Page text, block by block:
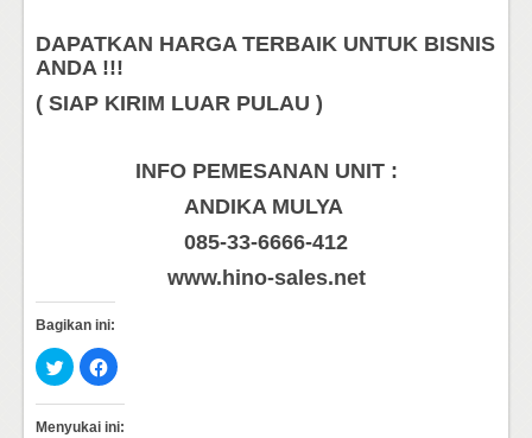
DAPATKAN HARGA TERBAIK UNTUK BISNIS
ANDA !!!
( SIAP KIRIM LUAR PULAU )
INFO PEMESANAN UNIT :
ANDIKA MULYA
085-33-6666-412
www.hino-sales.net
Bagikan ini:
Klik
untuk
berbagi
pada
Twitter(Membuka
di
Klik
untuk
di
Facebook(Membuka
di
Menyukai ini: